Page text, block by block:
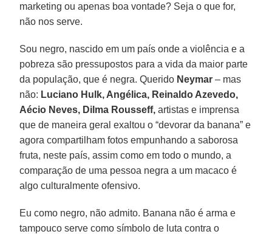
marketing ou apenas boa vontade? Seja o que for,
não nos serve.
Sou negro, nascido em um país onde a violência e a
pobreza são pressupostos para a vida da maior parte
da população, que é negra. Querido Neymar – mas
não: Luciano Hulk, Angélica, Reinaldo Azevedo,
Aécio Neves, Dilma Rousseff, artistas e imprensa
que de maneira geral exaltou o “devorar da banana” e
agora compartilham fotos empunhando a saborosa
fruta, neste país, assim como em todo o mundo, a
comparação de uma pessoa negra a um macaco é
algo culturalmente ofensivo.
Eu como negro, não admito. Banana não é arma e
tampouco serve como símbolo de luta contra o